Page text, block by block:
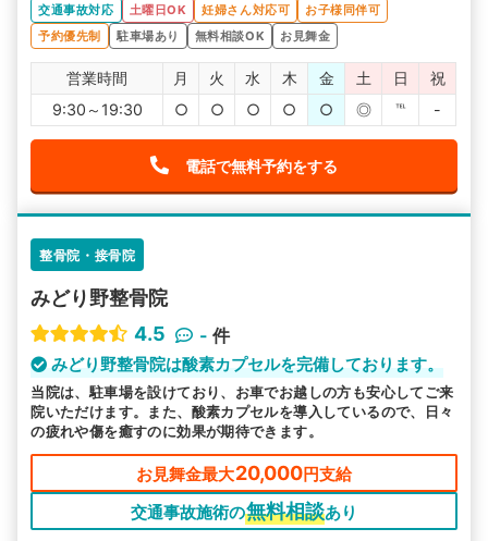
交通事故対応 土曜日OK 妊婦さん対応可
お子様同伴可
予約優先制
駐車場あり 無料相談OK お見舞金
営業時間 月 火 水 木 金 土 日
祝
9:30～19:30
○ ○ ○ ○ ○ ◎ ℡ -
電話で無料予約をする
整骨院・接骨院
みどり野整骨院
4.5
- 件
みどり野整骨院は酸素カプセルを完備しております。
当院は、駐車場を設けており、お車でお越しの方も安心してご来
院いただけます。また、酸素カプセルを導入しているので、日々
の疲れや傷を癒すのに効果が期待できます。
お見舞金最大20,000円支給
交通事故施術の無料相談あり